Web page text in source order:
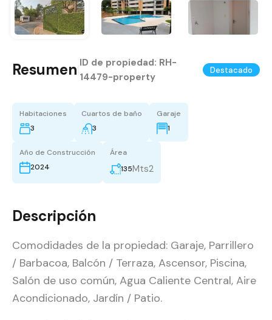
Resumen ID de propiedad: RH-
14479-property
Destacado
Habitaciones
3
Cuartos de baño
3
Garaje
1
Año de Construcción
2024
Área
135Mts2
Descripción
Comodidades de la propiedad: Garaje, Parrillero
/ Barbacoa, Balcón / Terraza, Ascensor, Piscina,
Salón de uso común, Agua Caliente Central, Aire
Acondicionado, Jardín / Patio.